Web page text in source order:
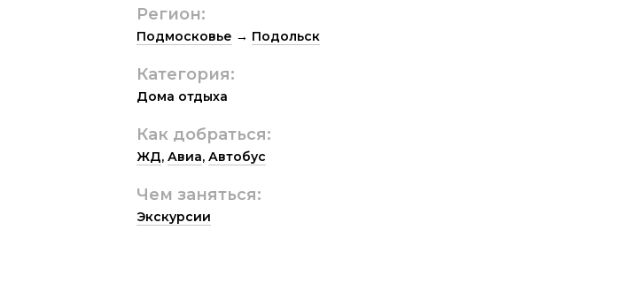
Регион:
Подмосковье → Подольск
Категория:
Дома отдыха
Как добраться:
ЖД, Авиа, Автобус
Чем заняться:
Экскурсии